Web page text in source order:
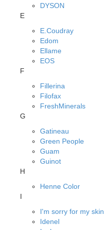
DYSON
E
E.Coudray
Edom
Ellame
EOS
F
Fillerina
Filofax
FreshMinerals
G
Gatineau
Green People
Guam
Guinot
H
Henne Color
I
I'm sorry for my skin
Idenel